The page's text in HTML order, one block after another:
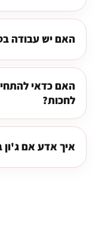
האם יש עבודה
האם כדאי
לחכות?
איך אדע אם ג'ון